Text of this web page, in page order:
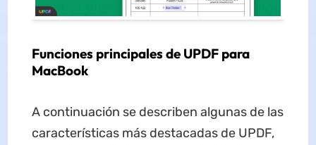
Funciones principales de UPDF para
MacBook
A continuación se describen algunas de las
características más destacadas de UPDF,